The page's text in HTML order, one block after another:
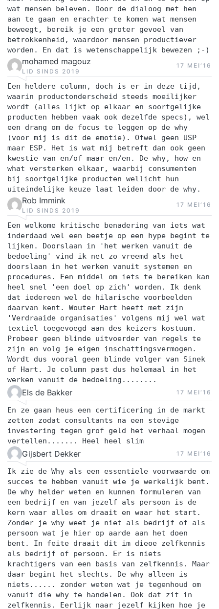
wat mensen beleven. Door de dialoog met hen
aan te gaan en erachter te komen wat mensen
beweegt, bereik je een groter gevoel van
betrokkenheid, waardoor mensen productiever
worden. En dat is wetenschappelijk bewezen ;-)
mohamed magouz
LID SINDS 2019
17 MEI‘16
Een heldere column, doch is er in deze tijd,
waarin productonderscheid steeds moeilijker
wordt (alles lijkt op elkaar en soortgelijke
producten hebben vaak ook dezelfde specs), wel
een drang om de focus te leggen op de why
(voor mij is dit de emotie). Ofwel geen USP
maar ESP. Het is wat mij betreft dan ook geen
kwestie van en/of maar en/en. De why, how en
what versterken elkaar, waarbij consumenten
bij soortgelijke producten wellicht hun
uiteindelijke keuze laat leiden door de why.
Rob Immink
LID SINDS 2019
17 MEI‘16
Een welkome kritische benadering van iets wat
inderdaad wel een beetje op een hype begint te
lijken. Doorslaan in 'het werken vanuit de
bedoeling' vind ik net zo vreemd als het
doorslaan in het werken vanuit systemen en
procedures. Een middel om iets te bereiken kan
heel snel 'een doel op zich' worden. Ik denk
dat iedereen wel de hilarische voorbeelden
daarvan kent. Wouter Hart heeft met zijn
'Verdraaide organisaties' volgens mij wel wat
textiel toegevoegd aan des keizers kostuum.
Probeer geen blinde uitvoerder van regels te
zijn en volg je eigen inschattingsvermogen.
Wordt dus vooral geen blinde volger van Sinek
of Hart. Je column past dus helemaal in het
werken vanuit de bedoeling........
Els de Bakker 17 MEI‘16
En ze gaan heus een certificering in de markt
zetten zodat consultants na een stevige
investering tegen grof geld het verhaal mogen
vertellen....... Heel heel slim
Gijsbert Dekker 17 MEI‘16
Ik zie de Why als een essentiele voorwaarde om
succes te hebben vanuit wie je werkelijk bent.
De why helder weten en kunnen formuleren van
een bedrijf en van jezelf als persoon is de
kern waar alles om draait en waar het start.
Zonder je why weet je niet als bedrijf of als
persoon wat je hier op aarde aan het doen
bent. In feite draait dit im dieoe zelfkennis
als bedrijf of persoon. Er is niets
krachtigers van een basis van zelfkennis. Maar
daar begint het slechts. De why alleen is
niets...... zonder weten wat je tegenhoud om
vanuit die why te handelen. Ook dat zit in
zelfkennis. Eerlijk naar jezelf kijken hoe je